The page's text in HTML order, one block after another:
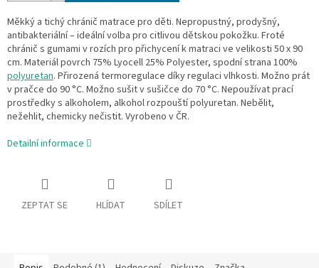
Měkký a tichý chránič matrace pro děti. Nepropustný, prodyšný,
antibakteriální – ideální volba pro citlivou dětskou pokožku. Froté
chránič s gumami v rozích pro přichycení k matraci ve velikosti 50 x 90
cm. Materiál povrch 75% Lyocell 25% Polyester, spodní strana 100%
polyuretan. Přirozená termoregulace díky regulaci vlhkosti. Možno prát
v pračce do 90 °C. Možno sušit v sušičce do 70 °C. Nepoužívat prací
prostředky s alkoholem, alkohol rozpouští polyuretan. Nebělit,
nežehlit, chemicky nečistit. Vyrobeno v ČR.
Detailní informace
ZEPTAT SE HLÍDAT SDÍLET